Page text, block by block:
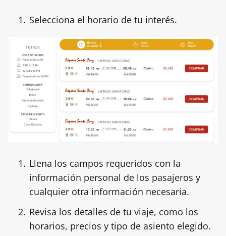
Selecciona el horario de tu interés.
Llena los campos requeridos con la
información personal de los pasajeros y
cualquier otra información necesaria.
Revisa los detalles de tu viaje, como los
horarios, precios y tipo de asiento elegido.